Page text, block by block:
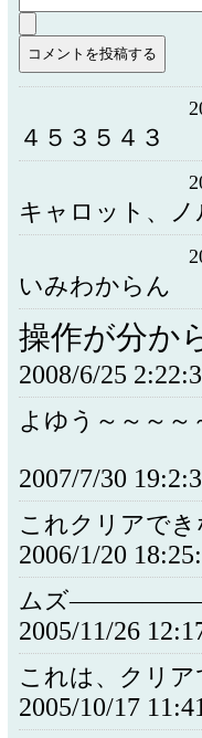
４５３５４３
キャロット、
いみわからん
操作が分か
2008/6/25
よゆう～～～～
2007/7/30
これクリアで
2006/1/20
ムズ
2005/11/26
これは、クリ
2005/10/17